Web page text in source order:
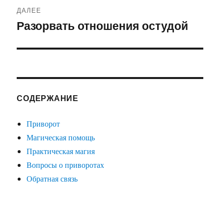
ДАЛЕЕ
Следующая
Разорвать отношения остудой
СОДЕРЖАНИЕ
Приворот
Магическая помощь
Практическая магия
Вопросы о приворотах
Обратная связь